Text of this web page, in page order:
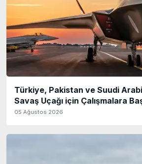
Türkiye, Pakistan ve Suudi
Savaş Uçağı için Çalışmalara
05 Ağustos 2026